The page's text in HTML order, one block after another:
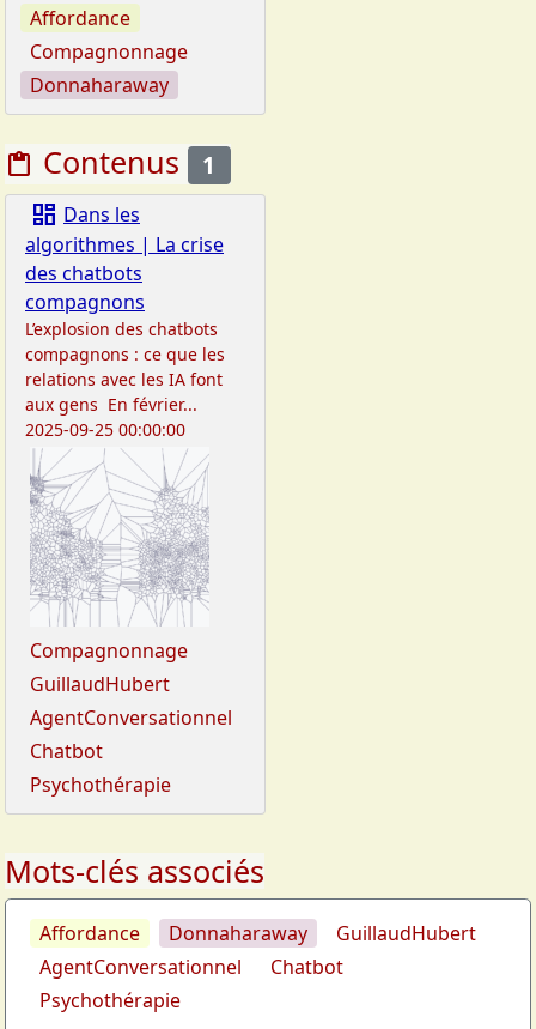
Affordance
Compagnonnage
Donnaharaway
content_paste Contenus 1
dashboard Dans les
algorithmes | La crise
des chatbots
compagnons
L’explosion des chatbots
compagnons : ce que les
relations avec les IA font
aux gens En février...
2025-09-25 00:00:00
Compagnonnage
GuillaudHubert
AgentConversationnel
Chatbot
Psychothérapie
Mots-clés associés
Affordance Donnaharaway
GuillaudHubert
AgentConversationnel
Chatbot
Psychothérapie